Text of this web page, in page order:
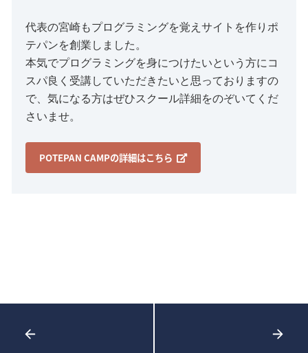
代表の宮崎もプログラミングを覚えサイトを作りポ
テパンを創業しました。
本気でプログラミングを身につけたいという方にコ
スパ良く受講していただきたいと思っておりますの
で、気になる方はぜひスクール詳細をのぞいてくだ
さいませ。
POTEPAN CAMPの詳細はこちら